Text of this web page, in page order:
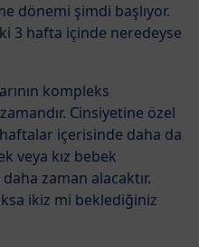
dönemi şimdi başlıyor.
3 hafta içinde neredeyse
kompleks
Cinsiyetine özel
içerisinde daha da
veya kız bebek
zaman alacaktır.
ikiz mi beklediğiniz